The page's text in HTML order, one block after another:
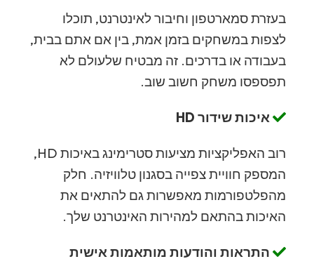
בעזרת סמארטפון וחיבור לאינטרנט, תוכלו
לצפות במשחקים בזמן אמת, בין אם אתם בבית,
בעבודה או בדרכים. זה מבטיח שלעולם לא
תפספסו משחק חשוב שוב.
איכות שידור HD
רוב האפליקציות מציעות סטרימינג באיכות HD,
המספק חוויית צפייה בסגנון טלוויזיה. חלק
מהפלטפורמות מאפשרות גם להתאים את
האיכות בהתאם למהירות האינטרנט שלך.
התראות והודעות מותאמות אישית